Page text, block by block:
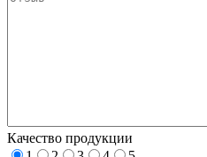
Качество продукции